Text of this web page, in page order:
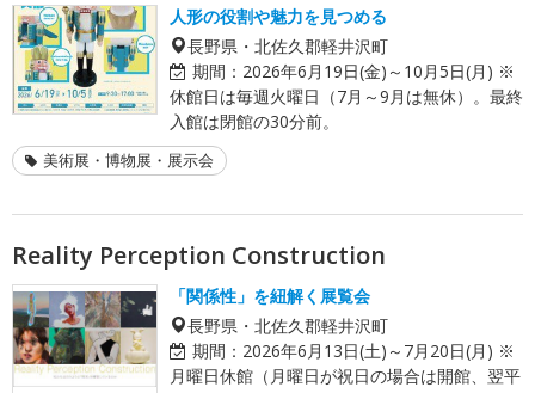
人形の役割や魅力を見つめる
長野県・北佐久郡軽井沢町
期間： 2026年6月19日(金)～10月5日(月) ※
休館日は毎週火曜日（7月～9月は無休）。最終
入館は閉館の30分前。
美術展・博物展・展示会
Reality Perception Construction
「関係性」を紐解く展覧会
長野県・北佐久郡軽井沢町
期間： 2026年6月13日(土)～7月20日(月) ※
月曜日休館（月曜日が祝日の場合は開館、翌平